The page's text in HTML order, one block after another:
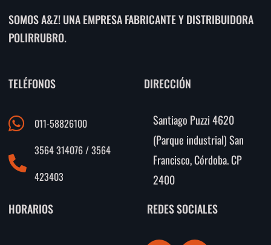
SOMOS A&Z! UNA EMPRESA FABRICANTE Y DISTRIBUIDORA
POLIRRUBRO.
TELÉFONOS
011-58826100
3564 314076 / 3564
423403
DIRECCIÓN
Santiago Puzzi 4620
(Parque industrial) San
Francisco, Córdoba. CP
2400
HORARIOS
REDES SOCIALES